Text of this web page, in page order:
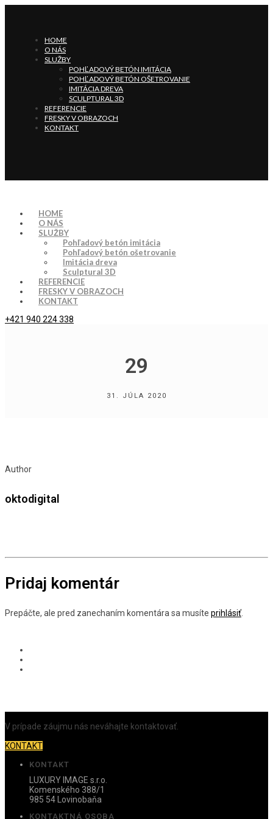
HOME
O NÁS
SLUŽBY
POHĽADOVÝ BETÓN IMITÁCIA
POHĽADOVÝ BETÓN OŠETROVANIE
IMITÁCIA DREVA
SCULPTURAL 3D
REFERENCIE
FRESKY V OBRAZOCH
KONTAKT
HOME
O NÁS
SLUŽBY
Pohľadový betón imitácia
Pohľadový betón ošetrovanie
Imitácia dreva
Sculptural 3D
REFERENCIE
FRESKY V OBRAZOCH
KONTAKT
+421 940 224 338
29
31. JÚLA 2020
Author
oktodigital
Pridaj komentár
Prepáčte, ale pred zanechaním komentára sa musíte prihlásiť
V prípade záujmu nás neváhajte kontaktovať.
KONTAKT
KONTAKT
LUXURY IMAGE s.r.o.
Komenského 388/1
985 54 Lovinobaňa
KONTAKTNÁ OSOBA